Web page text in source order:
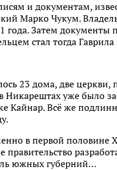
и документам,
Марко Чукум.
года. Затем
стал тогда
23 дома, две
Никарештах уже было
Кайнар. Всё же
в первой половине
правительство
южных губерний…